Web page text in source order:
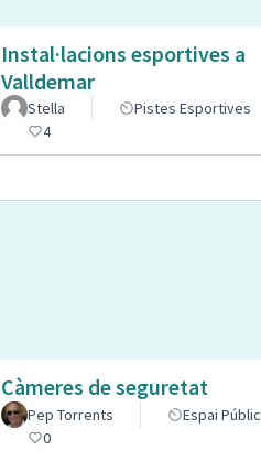
Instal·lacions esportives a
Valldemar
Stella Pistes Esportives
4
Càmeres de seguretat
Pep Torrents
Espai Públic
0